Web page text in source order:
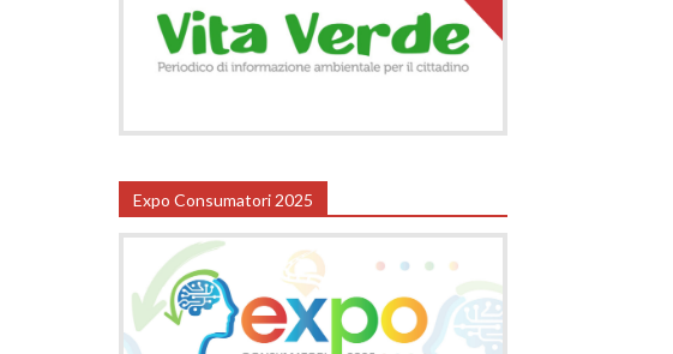
Expo Consumatori 2025